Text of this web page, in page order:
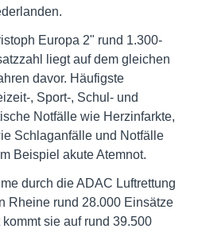
Europa 2" rund 1.300-
liegt auf dem gleichen
davor. Häufigste
, Sport-, Schul- und
Notfälle wie Herzinfarkte,
Schlaganfälle und Notfälle
Beispiel akute Atemnot.
durch die ADAC Luftrettung
Rheine rund 28.000 Einsätze
sie auf rund 39.500